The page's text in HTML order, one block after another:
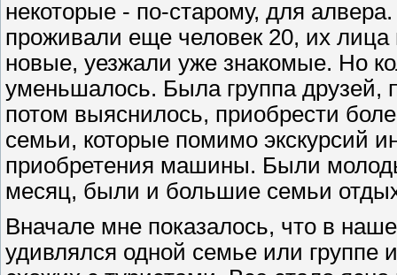
некоторые - по-старому, для
проживали еще человек 20, их
новые, уезжали уже знакомые. Но
уменьшалось. Была группа друзей,
потом выяснилось, приобрести
семьи, которые помимо экскурсий
приобретения машины. Были
месяц, были и большие семьи
Вначале мне показалось, что в
удивлялся одной семье или группе